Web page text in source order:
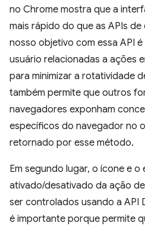
no Chrome mostra que a
mais rápido do que as APIs
nosso objetivo com essa API
usuário relacionadas a ações
para minimizar a rotatividade
também permite que outros
navegadores exponham
específicos do navegador no
retornado por esse método.
Em segundo lugar, o ícone e o
ativado/desativado da ação
ser controlados usando a API
é importante porque permite